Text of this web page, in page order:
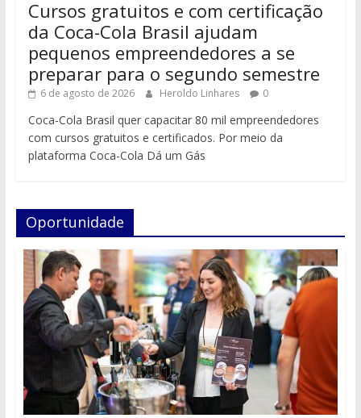
Cursos gratuitos e com certificação
da Coca-Cola Brasil ajudam
pequenos empreendedores a se
preparar para o segundo semestre
6 de agosto de 2026 Heroldo Linhares 0
Coca-Cola Brasil quer capacitar 80 mil empreendedores
com cursos gratuitos e certificados. Por meio da
plataforma Coca-Cola Dá um Gás
Oportunidade